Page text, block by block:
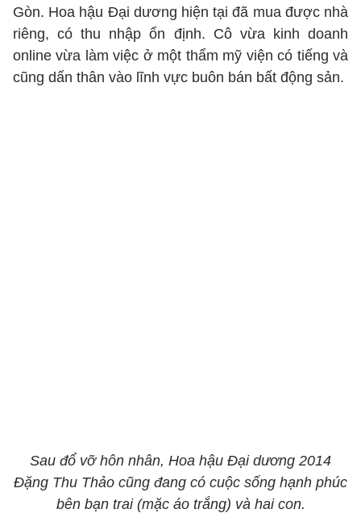
Gòn. Hoa hậu Đại dương hiện tại đã mua được nhà
riêng, có thu nhập ổn định. Cô vừa kinh doanh
online vừa làm việc ở một thẩm mỹ viện có tiếng và
cũng dấn thân vào lĩnh vực buôn bán bất động sản.
Sau đổ vỡ hôn nhân, Hoa hậu Đại dương 2014
Đặng Thu Thảo cũng đang có cuộc sống hạnh phúc
bên bạn trai (mặc áo trắng) và hai con.